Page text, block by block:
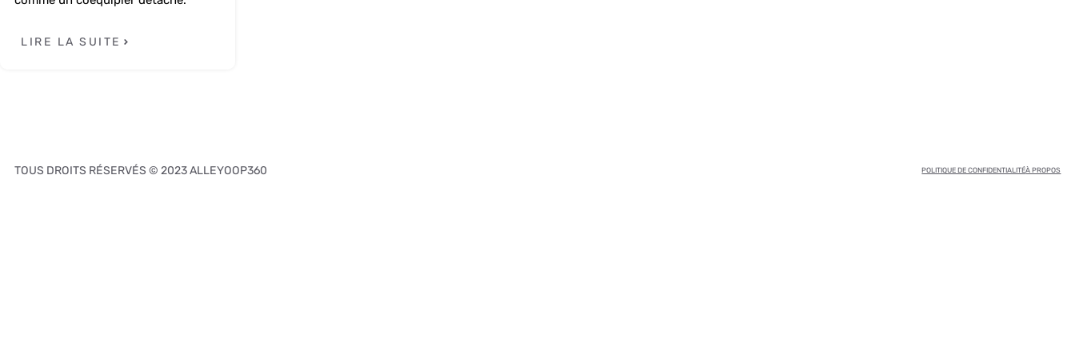
LIRE LA SUITE
TOUS DROITS RÉSERVÉS © 2023 ALLEYOOP360 POLITIQUE DE CONFIDENTIALITÉÀ PROPOS